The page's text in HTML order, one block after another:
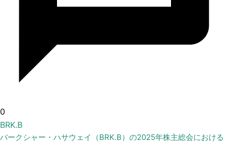
0
BRK.B
バークシャー・ハサウェイ（BRK.B）の2025年株主総会における